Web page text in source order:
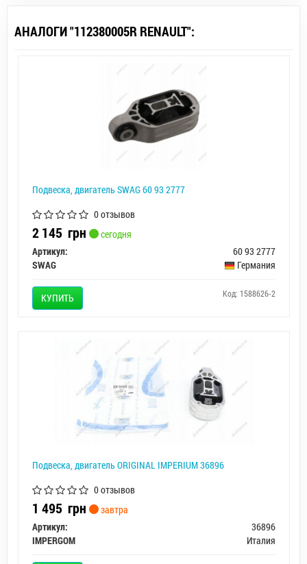
АНАЛОГИ "112380005R RENAULT":
Подвеска, двигатель SWAG 60 93 2777
0 отзывов
2 145 грн
сегодня
Артикул:
60 93 2777
SWAG
Германия
КУПИТЬ Код: 1588626-2
Подвеска, двигатель ORIGINAL IMPERIUM 36896
0 отзывов
1 495 грн
завтра
Артикул:
36896
IMPERGOM
Италия